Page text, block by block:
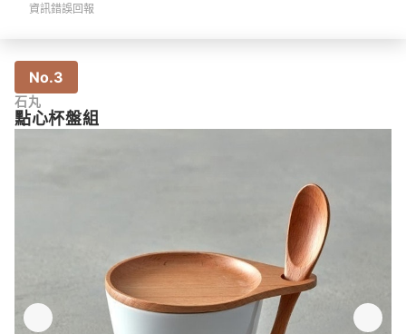
資訊錯誤回報
No.3
石丸
點心杯盤組